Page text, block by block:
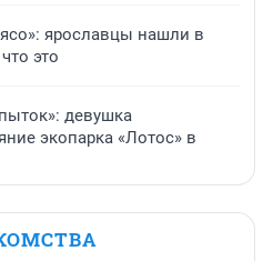
ярославцы нашли в
это
девушка
экопарка «Лотос» в